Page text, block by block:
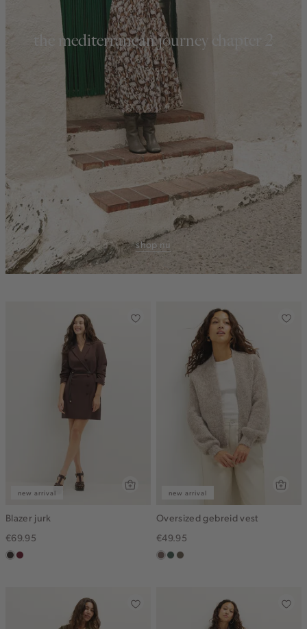
the mediterranean journey chapter 2
shop nu
new arrival
Blazer jurk
€69.95
chocobordeaux
new arrival
Oversized gebreid vest
€49.95
taupe
groen,
bruin